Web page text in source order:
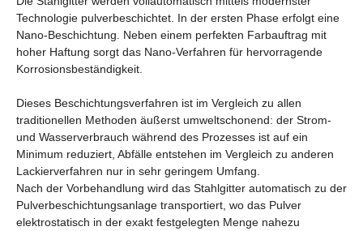
Technologie pulverbeschichtet. In der ersten Phase erfolgt eine
Nano-Beschichtung. Neben einem perfekten Farbauftrag mit
hoher Haftung sorgt das Nano-Verfahren für hervorragende
Korrosionsbeständigkeit.
Dieses Beschichtungsverfahren ist im Vergleich zu allen
traditionellen Methoden äußerst umweltschonend: der Strom-
und Wasserverbrauch während des Prozesses ist auf ein
Minimum reduziert, Abfälle entstehen im Vergleich zu anderen
Lackierverfahren nur in sehr geringem Umfang.
Nach der Vorbehandlung wird das Stahlgitter automatisch zu der
Pulverbeschichtungsanlage transportiert, wo das Pulver
elektrostatisch in der exakt festgelegten Menge nahezu